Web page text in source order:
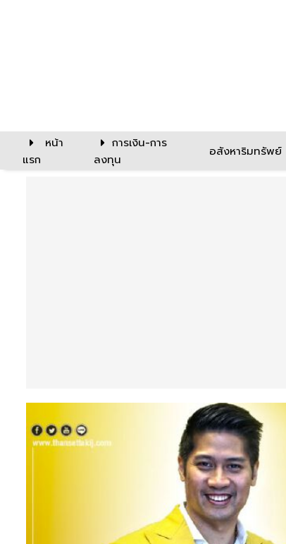
หน้า
แรก
การเงิน-การ
ลงทุน
อสังหาริมทรัพย์